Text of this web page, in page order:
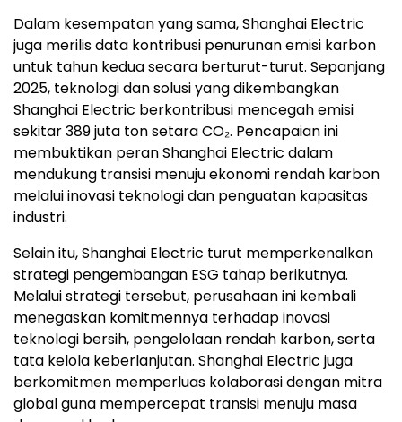
Dalam kesempatan yang sama, Shanghai Electric
juga merilis data kontribusi penurunan emisi karbon
untuk tahun kedua secara berturut-turut. Sepanjang
2025, teknologi dan solusi yang dikembangkan
Shanghai Electric berkontribusi mencegah emisi
sekitar 389 juta ton setara CO₂. Pencapaian ini
membuktikan peran Shanghai Electric dalam
mendukung transisi menuju ekonomi rendah karbon
melalui inovasi teknologi dan penguatan kapasitas
industri.
Selain itu, Shanghai Electric turut memperkenalkan
strategi pengembangan ESG tahap berikutnya.
Melalui strategi tersebut, perusahaan ini kembali
menegaskan komitmennya terhadap inovasi
teknologi bersih, pengelolaan rendah karbon, serta
tata kelola keberlanjutan. Shanghai Electric juga
berkomitmen memperluas kolaborasi dengan mitra
global guna mempercepat transisi menuju masa